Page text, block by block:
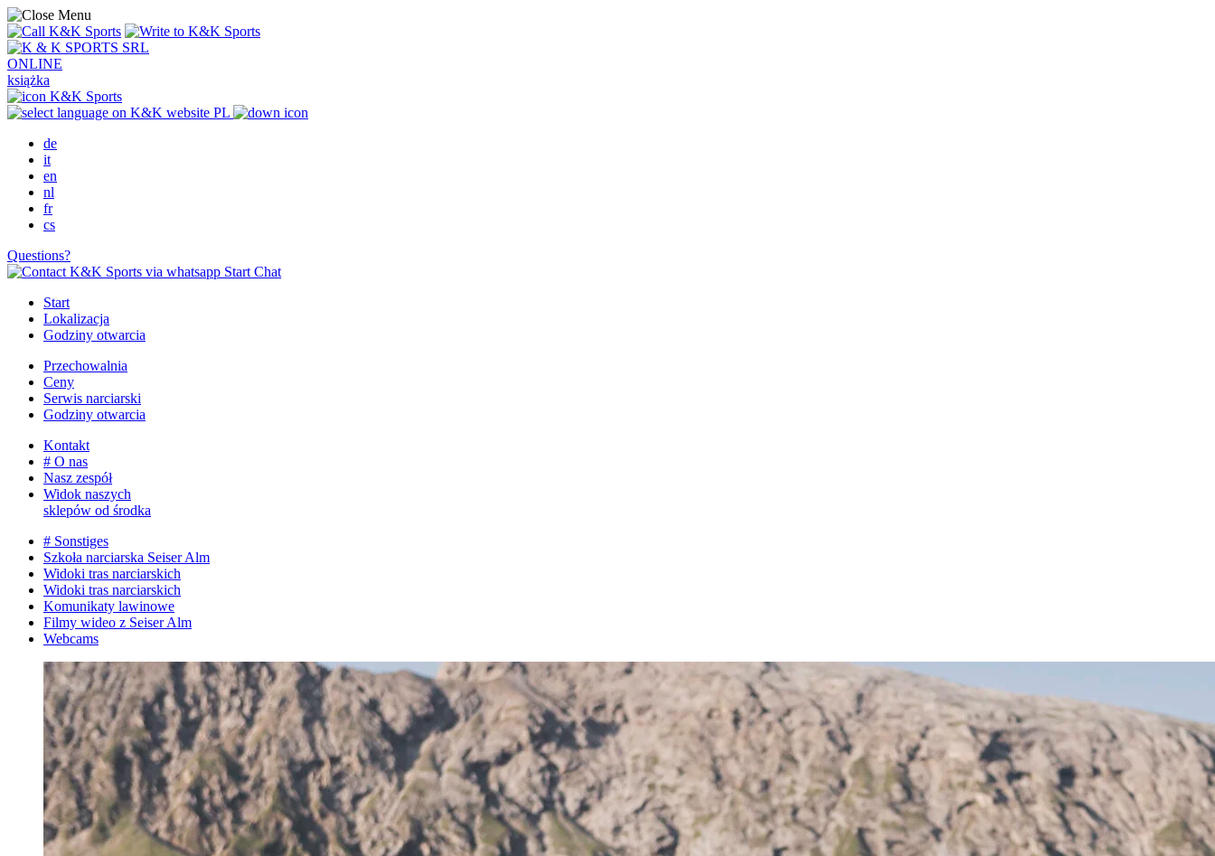
ONLINE
książka
PL
de
it
en
nl
fr
cs
Questions?
Start Chat
Start
Lokalizacja
Godziny otwarcia
Przechowalnia
Ceny
Serwis narciarski
Godziny otwarcia
Kontakt
# O nas
Nasz zespół
Widok naszych
sklepów od środka
# Sonstiges
Szkoła narciarska Seiser Alm
Widoki tras narciarskich
Widoki tras narciarskich
Komunikaty lawinowe
Filmy wideo z Seiser Alm
Webcams